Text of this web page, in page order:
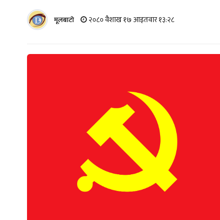
मूलबाटाे २०८० वैशाख १७ आइतवार १३:२८